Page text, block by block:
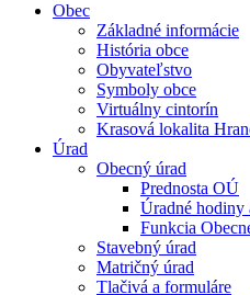
Obec
Základné informácie
História obce
Obyvateľstvo
Symboly obce
Virtuálny cintorín
Krasová lokalita
Úrad
Obecný úrad
Prednosta OÚ
Úradné hodiny
Funkcia
Stavebný úrad
Matričný úrad
Tlačivá a formuláre